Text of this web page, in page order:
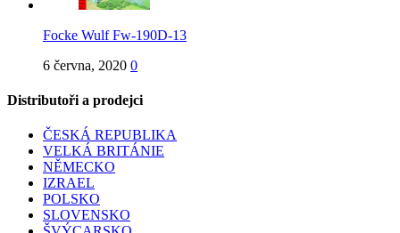
Focke Wulf Fw-190D-13
6 června, 2020 0
Distributoři a prodejci
ČESKÁ REPUBLIKA
VELKÁ BRITÁNIE
NĚMECKO
IZRAEL
POLSKO
SLOVENSKO